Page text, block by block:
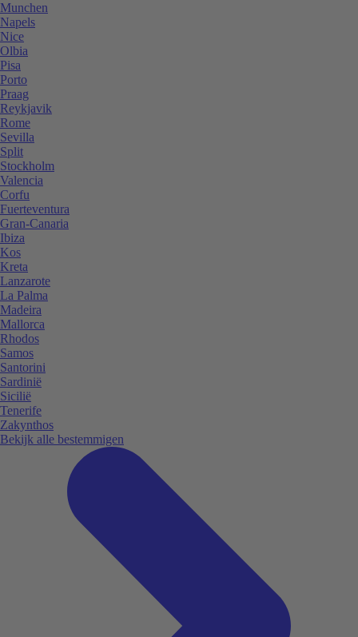
Munchen
Napels
Nice
Olbia
Pisa
Porto
Praag
Reykjavik
Rome
Sevilla
Split
Stockholm
Valencia
Corfu
Fuerteventura
Gran-Canaria
Ibiza
Kos
Kreta
Lanzarote
La Palma
Madeira
Mallorca
Rhodos
Samos
Santorini
Sardinië
Sicilië
Tenerife
Zakynthos
Bekijk alle bestemmigen